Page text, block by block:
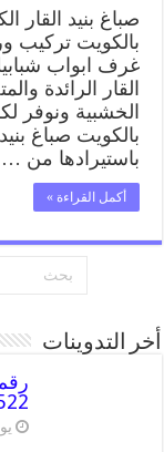
صباغ بنيد
بالكويت تركيب
غرف ابواب
القار الرائدة
الخشبية ونوفر
بالكويت صباغ
باستيرادها من …
أكمل القراءة »
أخر التدوينات
99009522